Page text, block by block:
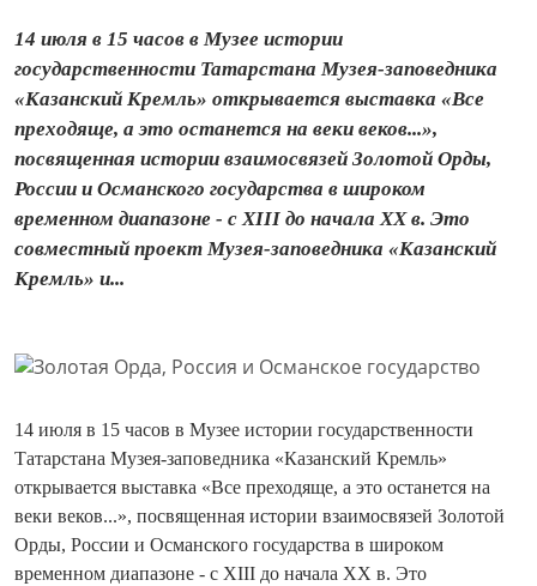
14 июля в 15 часов в Музее истории
государственности Татарстана Музея-заповедника
«Казанский Кремль» открывается выставка «Все
преходяще, а это останется на веки веков...»,
посвященная истории взаимосвязей Золотой Орды,
России и Османского государства в широком
временном диапазоне - с XIII до начала XX в. Это
совместный проект Музея-заповедника «Казанский
Кремль» и...
14 июля в 15 часов в Музее истории государственности
Татарстана Музея-заповедника «Казанский Кремль»
открывается выставка «Все преходяще, а это останется на
веки веков...», посвященная истории взаимосвязей Золотой
Орды, России и Османского государства в широком
временном диапазоне - с XIII до начала XX в. Это